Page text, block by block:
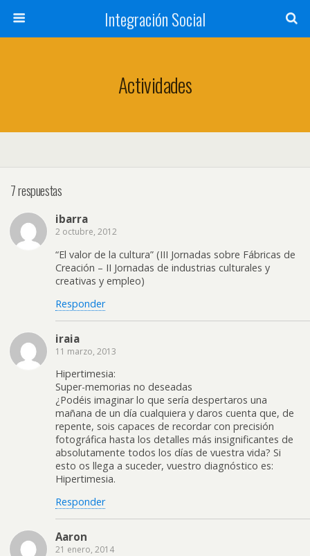
Integración Social
Actividades
7 respuestas
ibarra
2 octubre, 2012
“El valor de la cultura” (III Jornadas sobre Fábricas de
Creación – II Jornadas de industrias culturales y
creativas y empleo)
Responder
iraia
11 marzo, 2013
Hipertimesia:
Super-memorias no deseadas
¿Podéis imaginar lo que sería despertaros una
mañana de un día cualquiera y daros cuenta que, de
repente, sois capaces de recordar con precisión
fotográfica hasta los detalles más insignificantes de
absolutamente todos los días de vuestra vida? Si
esto os llega a suceder, vuestro diagnóstico es:
Hipertimesia.
Responder
Aaron
21 enero, 2014